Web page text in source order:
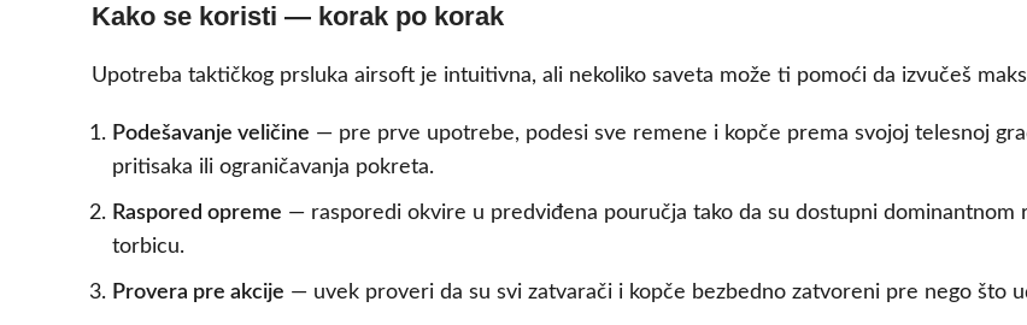
Kako se koristi — korak po korak
Upotreba taktičkog prsluka airsoft je intuitivna, ali nekoliko saveta može ti pomoći da izvučeš
Podešavanje veličine — pre prve upotrebe, podesi sve remene i kopče prema svojoj telesnoj
pritisaka ili ograničavanja pokreta.
Raspored opreme — rasporedi okvire u predviđena pouručja tako da su dostupni
torbicu.
Provera pre akcije — uvek proveri da su svi zatvarači i kopče bezbedno zatvoreni pre nego što